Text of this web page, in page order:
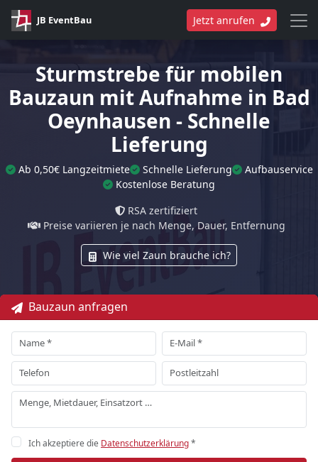
JB EventBau Jetzt anrufen
Sturmstrebe für mobilen
Bauzaun mit Aufnahme in Bad
Oeynhausen - Schnelle
Lieferung
Ab 0,50€ Langzeitmiete Schnelle Lieferung
Aufbauservice
Kostenlose Beratung
RSA zertifiziert
Preise variieren je nach Menge, Dauer, Entfernung
Wie viel Zaun brauche ich?
Bauzaun anfragen
Ich akzeptiere die Datenschutzerklärung*